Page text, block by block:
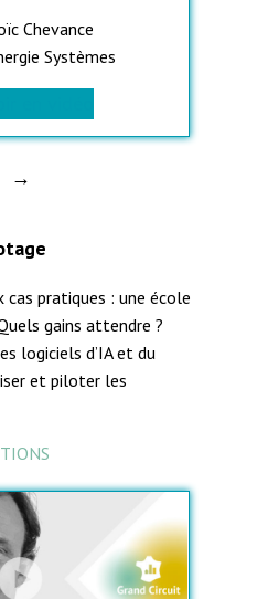
Chevance
Systèmes
→
cas pratiques : une école
gains attendre ?
logiciels d’IA et du
et piloter les